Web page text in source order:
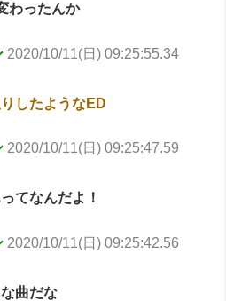
わったんか
2020/10/11(日) 09:25:55.34
したようなED
2020/10/11(日) 09:25:47.59
てなんだよ！
2020/10/11(日) 09:25:42.56
曲だな